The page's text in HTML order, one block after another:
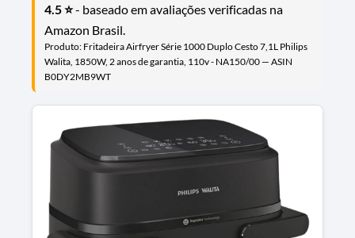
4.5 ⭐- baseado em avaliações verificadas na
Amazon Brasil.
Produto: Fritadeira Airfryer Série 1000 Duplo Cesto 7,1L Philips
Walita, 1850W, 2 anos de garantia, 110v - NA150/00 — ASIN
B0DY2MB9WT